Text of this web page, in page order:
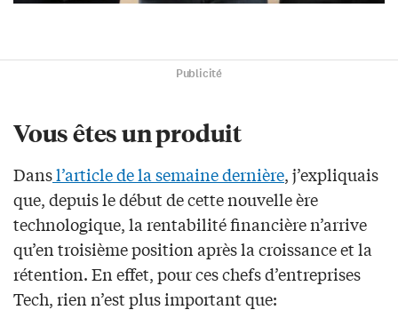
Publicité
Vous êtes un produit
Dansl’article de la semaine dernière, j’expliquais
que, depuis le début de cette nouvelle ère
technologique, la rentabilité financière n’arrive
qu’en troisième position après la croissance et la
rétention. En effet, pour ces chefs d’entreprises
Tech, rien n’est plus important que: